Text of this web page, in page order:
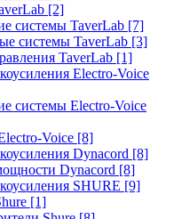
[2]
системы TaverLab [7]
системы TaverLab [3]
TaverLab [1]
Electro-Voice
системы Electro-Voice
Voice [8]
Dynacord [8]
Dynacord [8]
SHURE [9]
[1]